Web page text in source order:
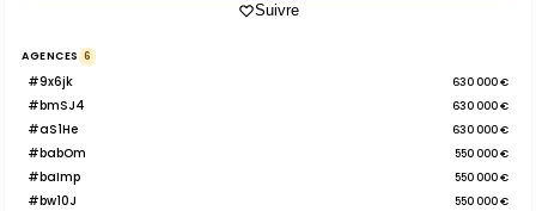
Suivre
AGENCES 6
#9x6jk 630 000 €
#bmSJ4 630 000 €
#aS1He 630 000 €
#babOm 550 000 €
#baImp 550 000 €
#bw10J 550 000 €